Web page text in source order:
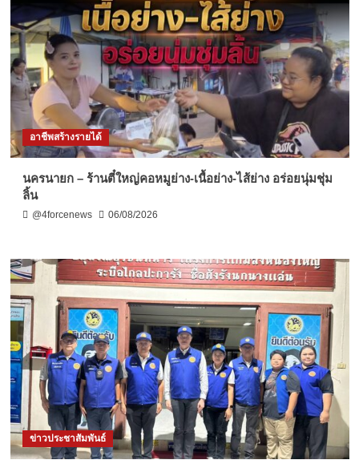
อาชีพสร้างรายได้
นครนายก – ร้านตี๋ใหญ่คอหมูย่าง-เนื้อย่าง-ไส้ย่าง อร่อยนุ่มชุ่ม
ลิ้น
@4forcenews 06/08/2026
ข่าวประชาสัมพันธ์